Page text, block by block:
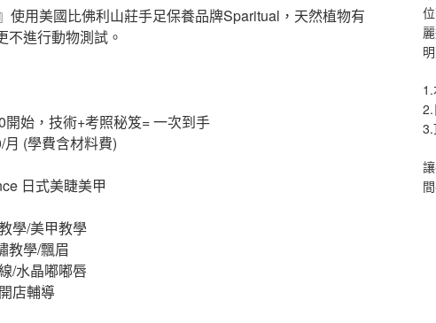
使用美國比佛利山莊手足保養品牌Sparitual，天然植物有
不進行動物測試。
開始，技術+考照秘笈= 一次到手
(學費含材料費)
日式美睫美甲
學/美甲教學
教學/飄眉
/水晶嘟嘟唇
店輔導
2.
3.